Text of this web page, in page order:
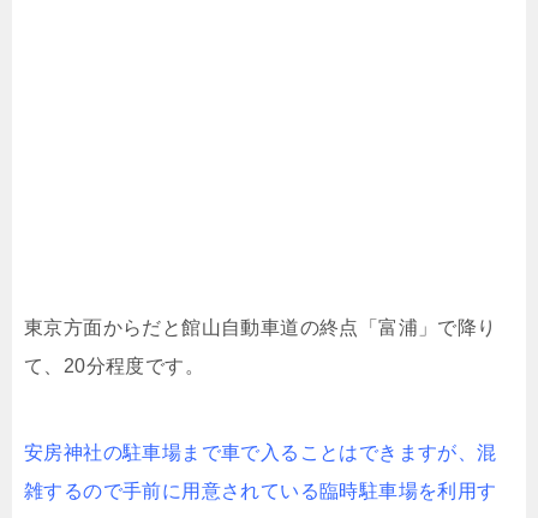
東京方面からだと館山自動車道の終点「富浦」で降り
て、20分程度です。
安房神社の駐車場まで車で入ることはできますが、混
雑するので手前に用意されている臨時駐車場を利用す